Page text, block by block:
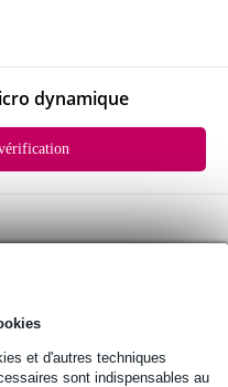
et d'autres techniques
sont indispensables au
dynamique
produit